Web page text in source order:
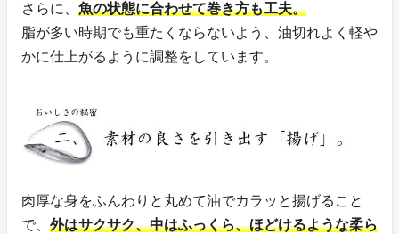
さらに、 魚の状態に合わせて巻き方も工夫。
脂が多い時期でも重たくならないよう、油切れよく軽や
かに仕上がるように調整をしています。
肉厚な身をふんわりと丸めて油でカラッと揚げること
で、 外はサクサク、中はふっくら、ほどけるような柔ら